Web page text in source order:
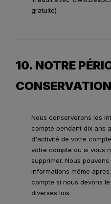
gratuite)
10. NOTRE
Nous conserverons les
compte pendant dix ans
d'activité de votre
votre compte ou si vous
supprimer. Nous
informations même
compte si nous devons
diverses lois.